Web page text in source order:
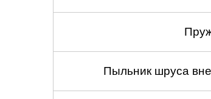
Пыльник шруса